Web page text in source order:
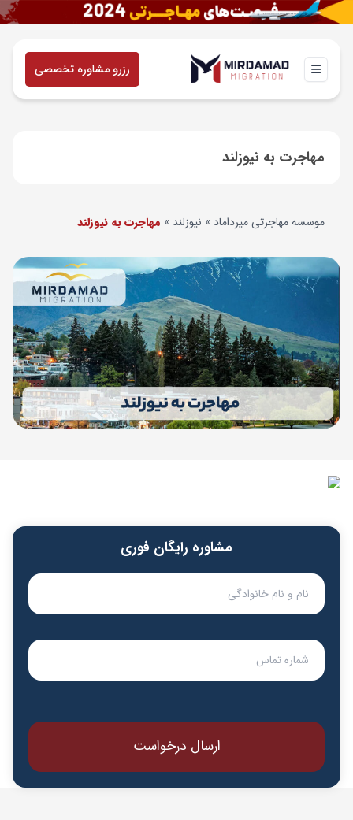
رزرو مشاوره تخصصی
مهاجرت به نیوزلند
موسسه مهاجرتی میرداماد » نیوزلند » مهاجرت به نیوزلند
مشاوره رایگان فوری